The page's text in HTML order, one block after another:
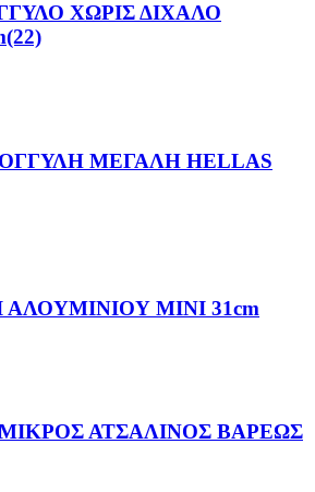
ΧΩΡΙΣ ΔΙΧΑΛΟ
ΜΕΓΑΛΗ HELLAS
ΜΙΝΙ 31cm
ΑΤΣΑΛΙΝΟΣ ΒΑΡΕΩΣ